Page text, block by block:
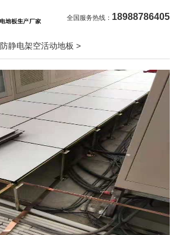
全国服务热线： 18988786405
防静电架空活动地板 >